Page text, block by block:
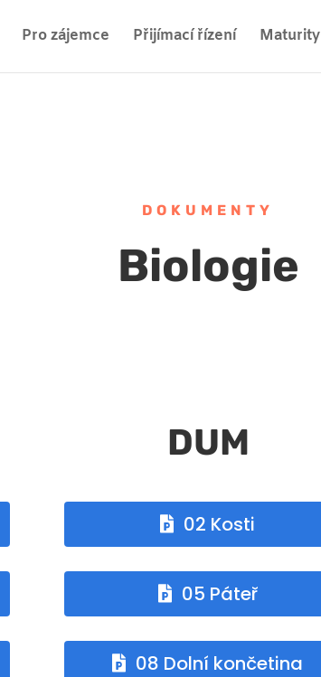
Pro zájemce Přijímací řízení Maturity
DOKUMENTY
Biologie
DUM
02 Kosti
05 Páteř
08 Dolní končetina